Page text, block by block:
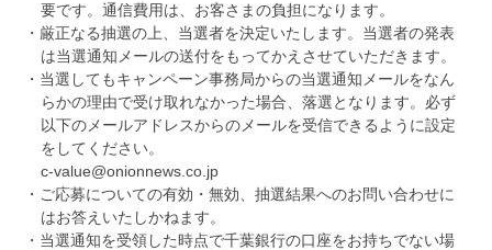
要です。通信費用は、お客さまの負担になります。
・厳正なる抽選の上、当選者を決定いたします。当選者の発表
は当選通知メールの送付をもってかえさせていただきます。
・当選してもキャンペーン事務局からの当選通知メールをなん
らかの理由で受け取れなかった場合、落選となります。必ず
以下のメールアドレスからのメールを受信できるように設定
をしてください。
c-value@onionnews.co.jp
・ご応募についての有効・無効、抽選結果へのお問い合わせに
はお答えいたしかねます。
・当選通知を受領した時点で千葉銀行の口座をお持ちでない場